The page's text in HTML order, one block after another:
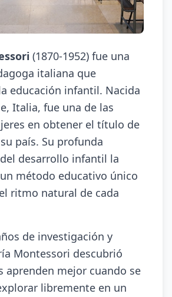
(1870-1952) fue una
italiana que
educación infantil. Nacida
Italia, fue una de las
en obtener el título de
país. Su profunda
desarrollo infantil la
método educativo único
ritmo natural de cada
de investigación y
Montessori descubrió
aprenden mejor cuando se
libremente en un